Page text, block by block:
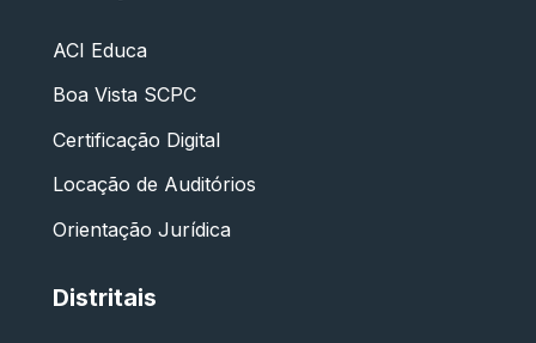
ACI Educa
Boa Vista SCPC
Certificação Digital
Locação de Auditórios
Orientação Jurídica
Distritais